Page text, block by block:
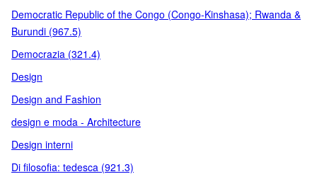
Democratic Republic of the Congo (Congo-Kinshasa); Rwanda &
Burundi (967.5)
Democrazia (321.4)
Design
Design and Fashion
design e moda - Architecture
Design interni
Di filosofia: tedesca (921.3)